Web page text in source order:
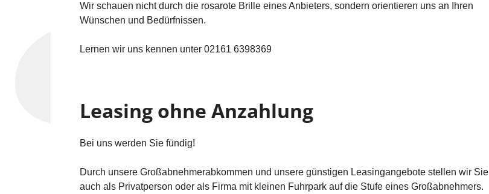
Wir schauen nicht durch die rosarote Brille eines Anbieters, sondern orientieren uns an Ihren
Wünschen und Bedürfnissen.
Lernen wir uns kennen unter 02161 6398369
Leasing ohne Anzahlung
Bei uns werden Sie fündig!
Durch unsere Großabnehmerabkommen und unsere günstigen Leasingangebote stellen wir Sie
auch als Privatperson oder als Firma mit kleinen Fuhrpark auf die Stufe eines Großabnehmers.